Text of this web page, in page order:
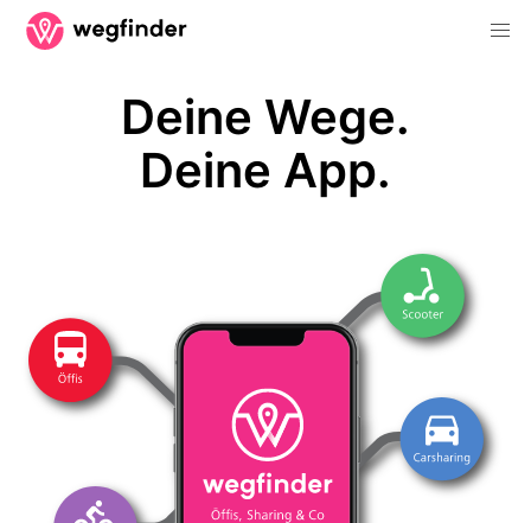
Deine Wege.
Deine App.